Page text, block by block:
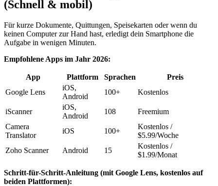
(Schnell & mobil)
Für kurze Dokumente, Quittungen, Speisekarten oder wenn du
keinen Computer zur Hand hast, erledigt dein Smartphone die
Aufgabe in wenigen Minuten.
Empfohlene Apps im Jahr 2026:
App Plattform Sprachen
Preis
Google Lens
iOS,
Android
100+ Kostenlos
iScanner
iOS,
Android
108
Freemium
Camera
Translator
iOS 100+
Kostenlos /
$5.99/Woche
Zoho Scanner
Android 15
Kostenlos /
$1.99/Monat
Schritt-für-Schritt-Anleitung (mit Google Lens, kostenlos auf
beiden Plattformen):